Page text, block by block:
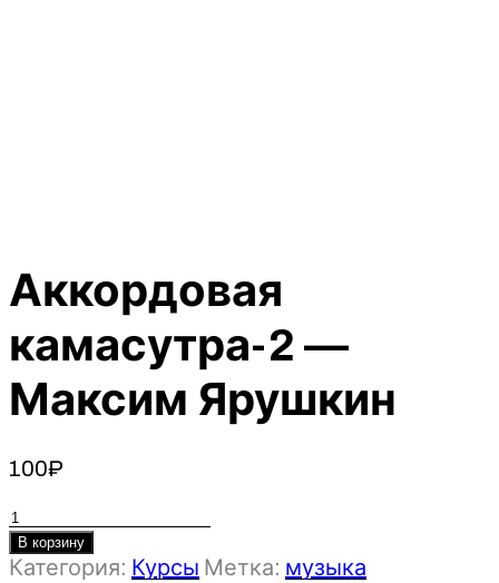
Аккордовая
камасутра-2 —
Максим Ярушкин
100₽
Количество
товара
Аккордовая
В корзину
Категория: Курсы Метка: музыка